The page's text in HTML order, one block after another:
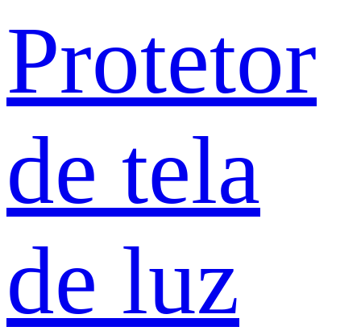
Protetor
de tela
de luz